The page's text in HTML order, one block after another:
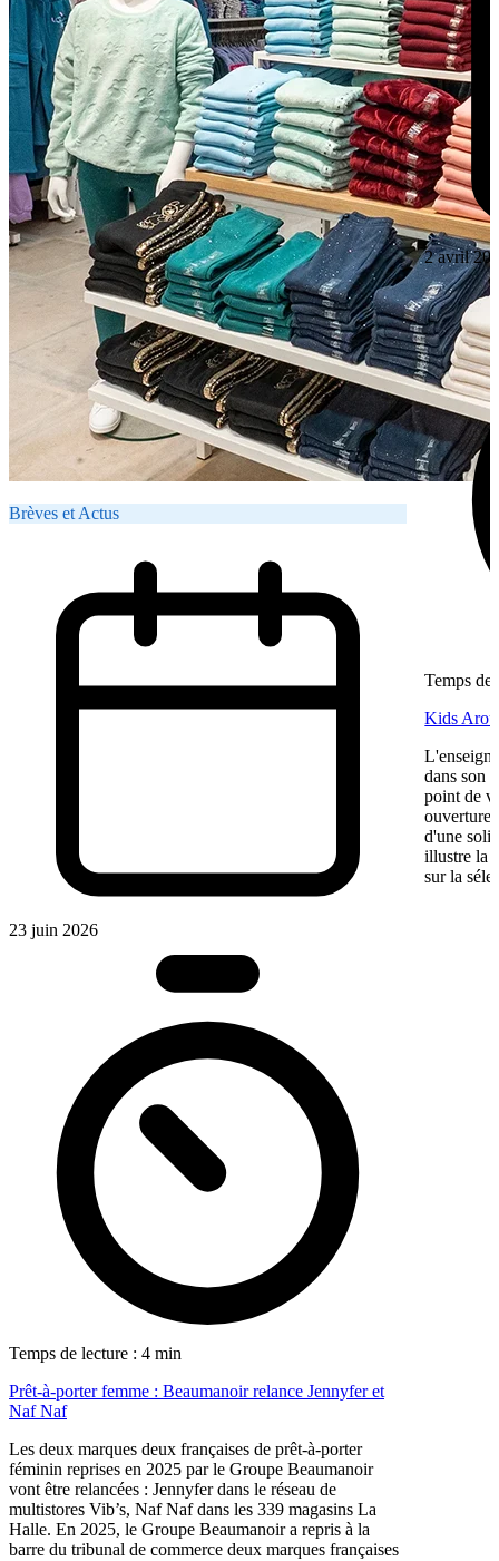
Brèves et Actus
23 juin 2026
Temps de lecture : 4 min
Prêt-à-porter femme : Beaumanoir relance Jennyfer et
Naf Naf
Les deux marques deux françaises de prêt-à-porter
féminin reprises en 2025 par le Groupe Beaumanoir
vont être relancées : Jennyfer dans le réseau de
multistores Vib’s, Naf Naf dans les 339 magasins La
Halle. En 2025, le Groupe Beaumanoir a repris à la
barre du tribunal de commerce deux marques françaises
2 avril
Temps de
Kids
dans son
point de
ouverture,
d'une
illustre la
sur la